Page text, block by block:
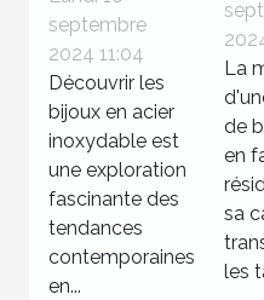
en acier
inoxydable
?
septembre
2024 11:04
Découvrir les
bijoux en acier
inoxydable est
une exploration
fascinante des
tendances
contemporaines
en...
de
La
de
en
sa
les